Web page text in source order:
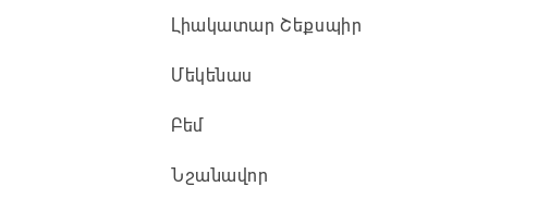
Լիակատար Շեքսպիր
Մեկենաս
Բեմ
Նշանավոր